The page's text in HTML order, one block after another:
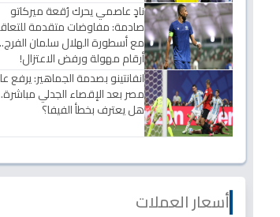
نادٍ عاصمي يحرك رُقعة ميركاتو
صادمة: مفاوضات متقدمة
مع أسطورة الهلال سلمان الفرج..
أرقام مهولة ورفض الاعتزال!
انفانتينو بصدمة الجماهير: يرفع
مصر بعد الإقصاء الجدلي
هل يعترف بخطأ الفيفا؟
أسعار العملات